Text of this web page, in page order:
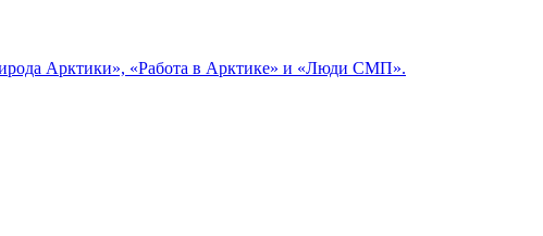
Арктики», «Работа в Арктике» и «Люди СМП».